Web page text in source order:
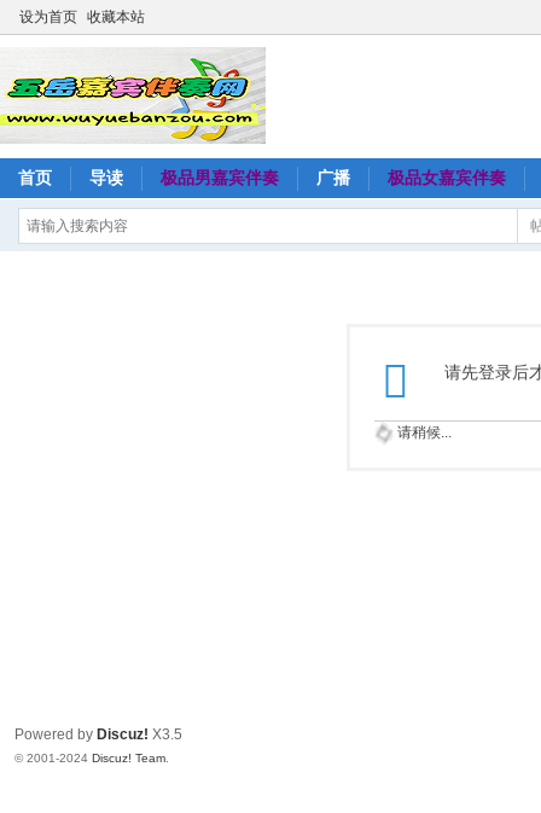
设为首页 收藏本站
首页 导读 极品男嘉宾伴奏 广播 极品女嘉宾伴奏
请先登录后
请稍候...
Powered by Discuz! X3.5
© 2001-2024 Discuz! Team